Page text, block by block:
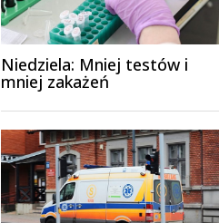
Niedziela: Mniej testów i
mniej zakażeń